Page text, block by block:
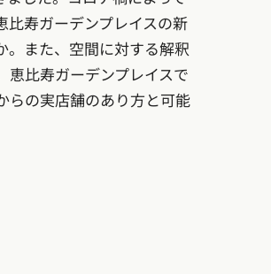
寿ガーデンプレイスの新
。また、空間に対する解釈
恵比寿ガーデンプレイスで
らの実店舗のあり方と可能